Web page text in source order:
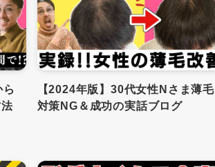
【2024年版】30代女性Nさま薄毛
対策NG＆成功の実話ブログ